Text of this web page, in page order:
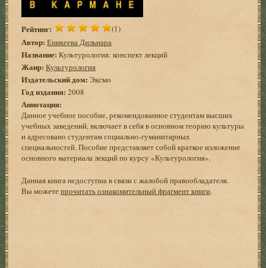
Рейтинг: (1)
Автор: Еникеева Дильнара
Название: Культурология: конспект лекций
Жанр: Культурология
Издательский дом: Эксмо
Год издания: 2008
Аннотация:
Данное учебное пособие, рекомендованное студентам высших
учебных заведений, включает в себя в основном теорию культуры
и адресовано студентам социально-гуманитарных
специальностей. Пособие представляет собой краткое изложение
основного материала лекций по курсу «Культурология».
Данная книга недоступна в связи с жалобой правообладателя.
Вы можетепрочитать ознакомительный фрагмент книги.